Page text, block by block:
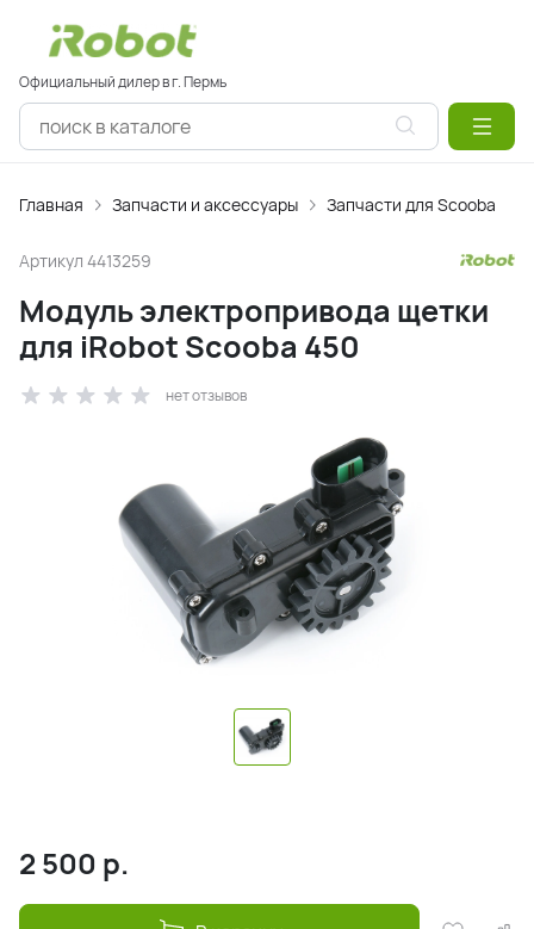
Официальный дилер в г. Пермь
Главная Запчасти и аксессуары Запчасти для Scooba
Артикул 4413259
Модуль электропривода щетки
для iRobot Scooba 450
нет отзывов
2 500 р.